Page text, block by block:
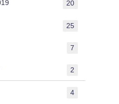
20
25
7
2
4